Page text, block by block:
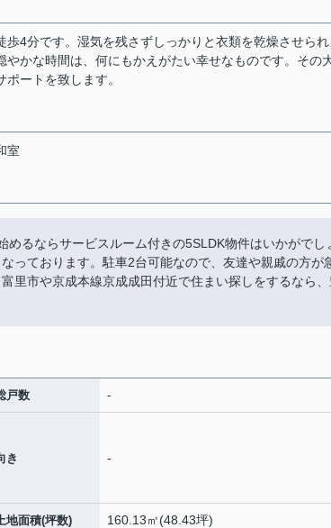
4分です。湿気を残さずしっかりと衣類を乾燥させら
かな時間は、何にもかえがたい幸せなものです。その
ートを致します。
室
るならサービスルーム付きの5SLDK物件はいかがでし
っております。駐車2台可能なので、友達や親戚の方が
里市や京成本線京成成田付近で住まい探しをするなら
戸数 -
き -
地面積(坪数) 160.13㎡(48.43坪)